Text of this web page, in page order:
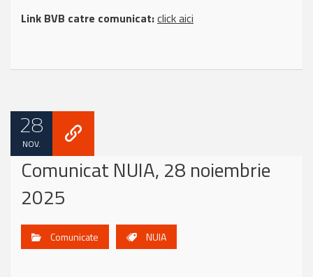
Link BVB catre comunicat:click aici
28
NOV.
Comunicat NUIA, 28 noiembrie
2025
Comunicate NUIA